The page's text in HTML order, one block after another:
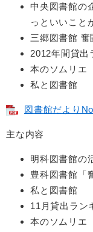
中央図書館の
っといいこと
三郷図書館 奮
2012年間貸出
本のソムリエ
私と図書館
図書館だより
主な内容
明科図書館の
豊科図書館「
私と図書館
11月貸出ラン
本のソムリエ